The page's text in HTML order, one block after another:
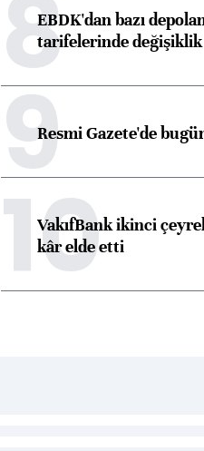
8EBDK'dan bazı
tarifelerinde değişiklik
9Resmi Gazete'de
10
VakıfBank ikinci
kâr elde etti